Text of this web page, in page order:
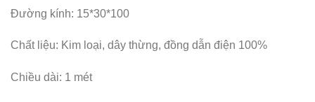
Đường kính: 15*30*100
Chất liệu: Kim loại, dây thừng, đồng dẫn điện 100%
Chiều dài: 1 mét